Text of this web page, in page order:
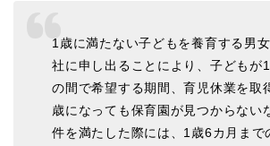
1歳に満たない子どもを養育する男
社に申し出ることにより、子どもが
の間で希望する期間、育児休業を取
歳になっても保育園が見つからない
件を満たした際には、1歳6カ月まで